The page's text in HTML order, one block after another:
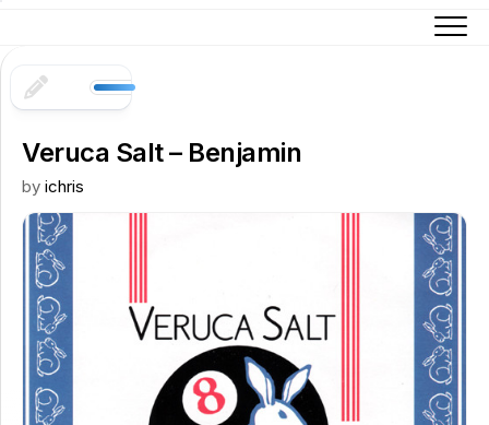
content
Veruca Salt – Benjamin
by ichris